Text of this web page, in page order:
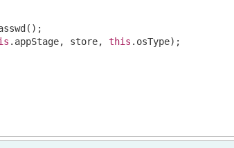
.appStage, store, this .osType);